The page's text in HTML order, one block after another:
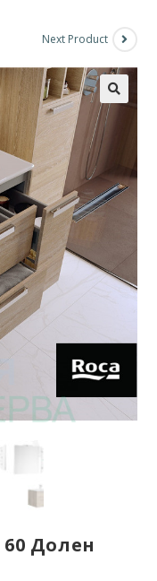
Next Product
60 Долен